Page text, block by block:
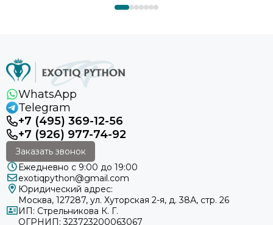
WhatsApp
Telegram
+7 (495) 369-12-56
+7 (926) 977-74-92
Заказать звонок
Ежедневно с 9:00 до 19:00
exotiqpython@gmail.com
Юридический адрес:
Москва, 127287, ул. Хуторская 2-я, д. 38А, стр. 26
ИП: Стрельникова К. Г.
ОГРНИП: 323723200063067